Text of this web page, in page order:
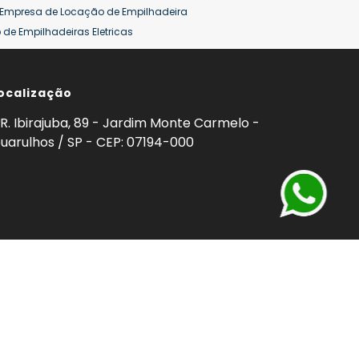
Empresa de Locação de Empilhadeira
Empilhadeiras Eletricas
de Empilhadeiras
Empilhadeira Hyster
ton Venda Empilhadeiras 25 ton
R. Ibirajuba, 89 - Jardim Monte Carmelo -
/ SP - CEP: 07194-000